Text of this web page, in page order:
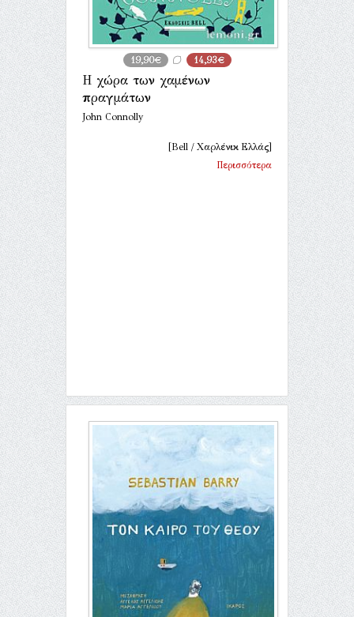
19,90€ 14,93€
Η χώρα των χαμένων
πραγμάτων
John Connolly
[Bell / Χαρλένικ Ελλάς]
Περισσότερα